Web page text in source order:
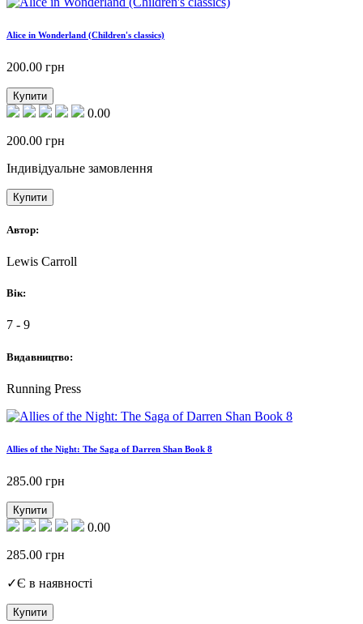
Alice in Wonderland (Children's classics)
200.00 грн
Купити
0.00
200.00 грн
Індивідуальне замовлення
Купити
Автор:
Lewis Carroll
Вік:
7 - 9
Видавництво:
Running Press
Allies of the Night: The Saga of Darren Shan Book 8
285.00 грн
Купити
0.00
285.00 грн
✓Є в наявності
Купити